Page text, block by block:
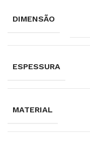
DIMENSÃO
ESPESSURA
MATERIAL